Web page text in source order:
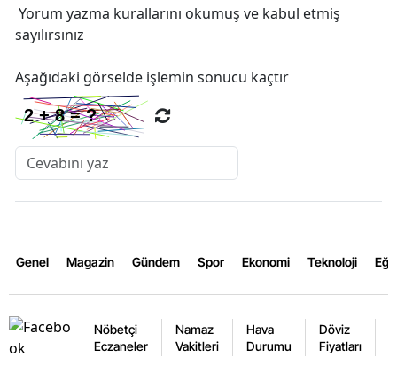
Yorum yazma kurallarını okumuş ve kabul etmiş
sayılırsınız
Aşağıdaki görselde işlemin sonucu kaçtır
Genel Magazin Gündem Spor Ekonomi Teknoloji
Nöbetçi
Eczaneler
Namaz
Vakitleri
Hava
Durumu
Döviz
Fiyatları